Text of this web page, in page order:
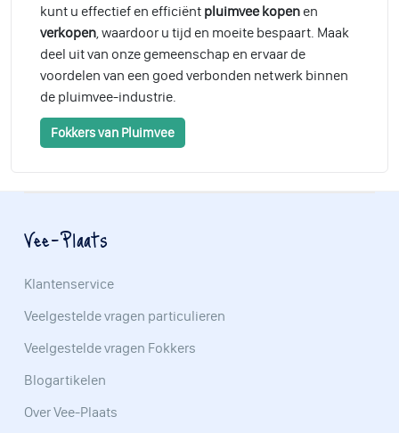
kunt u effectief en efficiënt pluimvee kopen en
verkopen, waardoor u tijd en moeite bespaart. Maak
deel uit van onze gemeenschap en ervaar de
voordelen van een goed verbonden netwerk binnen
de pluimvee-industrie.
Fokkers van Pluimvee
Vee-Plaats
Klantenservice
Veelgestelde vragen particulieren
Veelgestelde vragen Fokkers
Blogartikelen
Over Vee-Plaats